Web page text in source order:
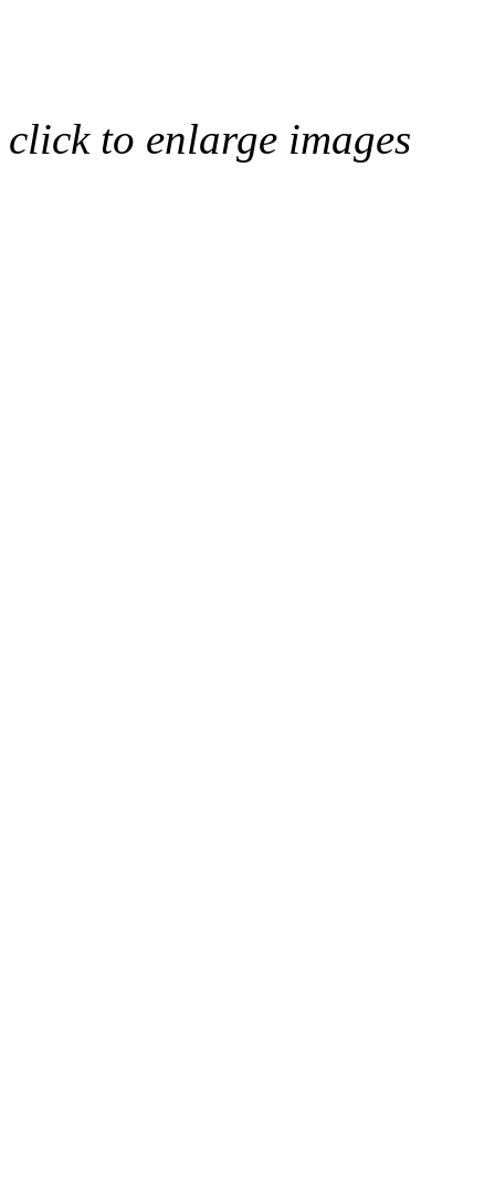
click to enlarge images